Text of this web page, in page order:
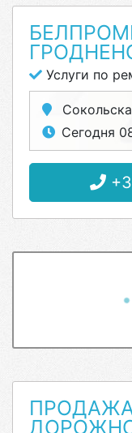
Услуги по
Сегодня